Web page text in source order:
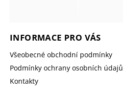
INFORMACE PRO VÁS
Všeobecné obchodní podmínky
Podmínky ochrany osobních údajů
Kontakty